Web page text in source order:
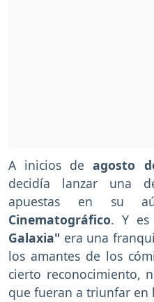
A inicios deagosto
decidía lanzar una
apuestas en su
Cinematográfico. Y es
Galaxia" era una
los amantes de los
cierto reconocimiento,
que fueran a triunfar en